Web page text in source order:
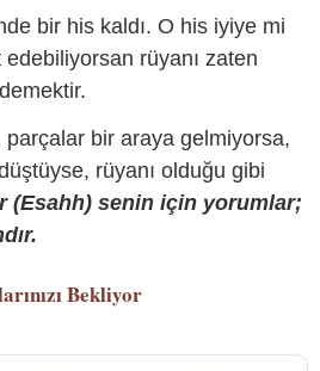
bir his kaldı. O his iyiye mi
rüyanı zaten
parçalar bir araya gelmiyorsa,
rüyanı olduğu gibi
(Esahh) senin için yorumlar;
Bekliyor